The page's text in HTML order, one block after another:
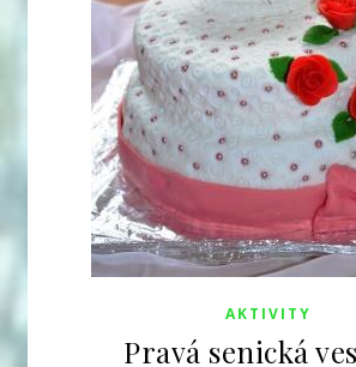
AKTIVITY
Pravá senická